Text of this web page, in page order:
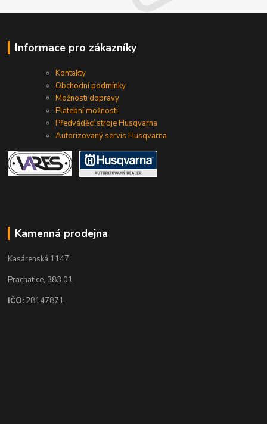
Informace pro zákazníky
Kontakty
Obchodní podmínky
Možnosti dopravy
Platební možnosti
Předváděcí stroje Husqvarna
Autorizovaný servis Husqvarna
Kamenná prodejna
Kasárenská 1147
Prachatice, 383 01
IČO: 28147871